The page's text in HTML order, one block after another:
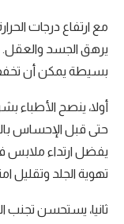
مع ارتفاع درجات
يرهق الجسد
بسيطة يمكن أن تخفف
أولا، ينصح الأطباء
حتى قبل الإحساس
يفضل ارتداء ملابس
تهوية الجلد وتقليل
ثانيا، يستحسن تجنب